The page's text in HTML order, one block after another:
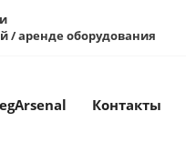
/ аренде оборудования
Контакты